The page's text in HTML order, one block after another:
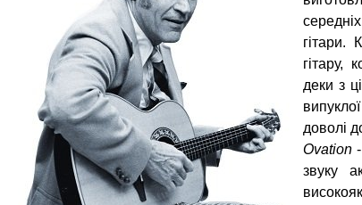
гітари.
гітару,
деки з
доволі
Ovation
звуку